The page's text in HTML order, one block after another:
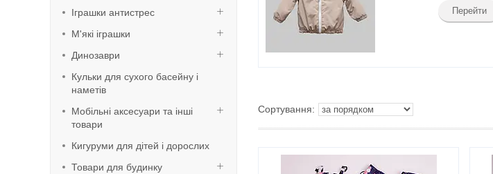
Іграшки антистрес
М'які іграшки
Динозаври
Кульки для сухого басейну і
наметів
Мобільні аксесуари та інші
товари
Кигуруми для дітей і дорослих
Товари для будинку
Перейти